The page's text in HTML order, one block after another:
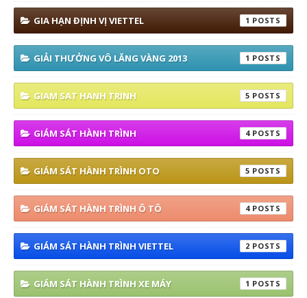
GIA HẠN ĐỊNH VỊ VIETTEL 1
GIẢI THƯỞNG VÔ LĂNG VÀNG 2013 1
GIAM SAT HANH TRINH 5
GIÁM SÁT HÀNH TRÌNH 4
GIÁM SÁT HÀNH TRÌNH OTO 5
GIÁM SÁT HÀNH TRÌNH Ô TÔ 4
GIÁM SÁT HÀNH TRÌNH VIETTEL 2
GIÁM SÁT HÀNH TRÌNH XE MÁY 1